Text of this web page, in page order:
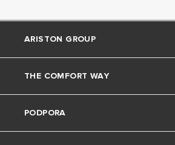
ARISTON GROUP
Blagovna znamka Ariston
Skupina
THE COMFORT WAY
Namigi in triki
PODPORA